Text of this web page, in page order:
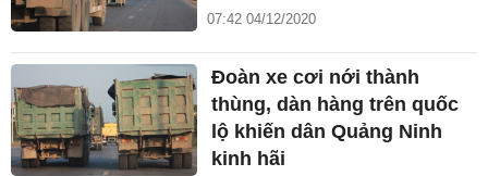
07:42 04/12/2020
Đoàn xe cơi nới thành
thùng, dàn hàng trên quốc
lộ khiến dân Quảng Ninh
kinh hãi